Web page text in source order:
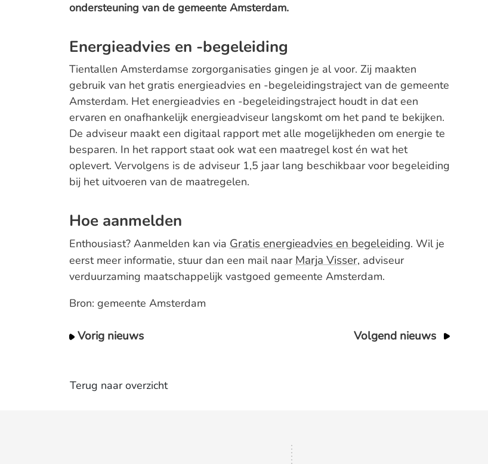
ondersteuning van de gemeente Amsterdam.
Energieadvies en -begeleiding
Tientallen Amsterdamse zorgorganisaties gingen je al voor. Zij maakten
gebruik van het gratis energieadvies en -begeleidingstraject van de gemeente
Amsterdam. Het energieadvies en -begeleidingstraject houdt in dat een
ervaren en onafhankelijk energieadviseur langskomt om het pand te bekijken.
De adviseur maakt een digitaal rapport met alle mogelijkheden om energie te
besparen. In het rapport staat ook wat een maatregel kost én wat het
oplevert. Vervolgens is de adviseur 1,5 jaar lang beschikbaar voor begeleiding
bij het uitvoeren van de maatregelen.
Hoe aanmelden
Enthousiast? Aanmelden kan via Gratis energieadvies en begeleiding. Wil je
eerst meer informatie, stuur dan een mail naarMarja Visser, adviseur
verduurzaming maatschappelijk vastgoed gemeente Amsterdam.
Bron: gemeente Amsterdam
Vorig nieuws Volgend nieuws
Terug naar overzicht